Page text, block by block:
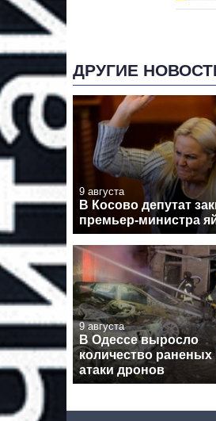
ДРУГИЕ
9 августа
В Косово депутат
премьер-министра
9 августа
В Одессе выросло
количество раненых
атаки дронов